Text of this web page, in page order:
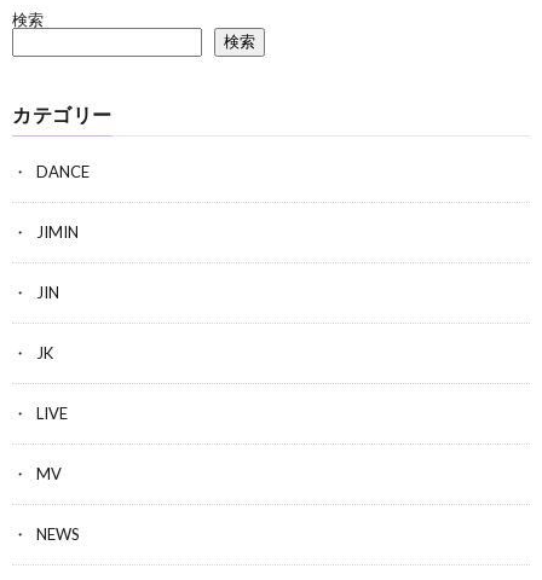
検索
検索
カテゴリー
DANCE
JIMIN
JIN
JK
LIVE
MV
NEWS